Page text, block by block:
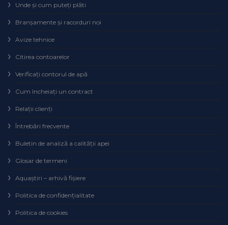
Unde și cum puteţi plăti
Branșamente și racorduri noi
Avize tehnice
Citirea contoarelor
Verificaţi contorul de apă
Cum încheiaţi un contract
Relaţii clienţi
Întrebări frecvente
Buletin de analiză a calităţii apei
Glosar de termeni
Aquaștiri – arhivă fișiere
Politica de confidențialitate
Politica de cookies